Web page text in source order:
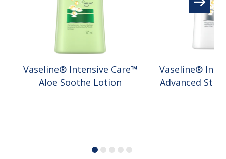
Vaseline® Intensive Care™
Aloe Soothe Lotion
Vaseline®
Advanced